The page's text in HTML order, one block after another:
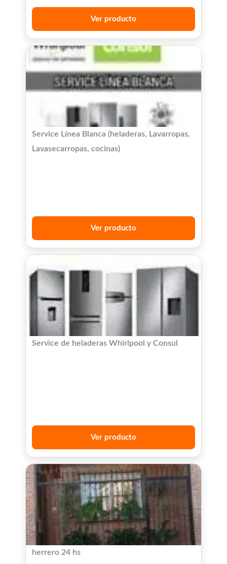
Ver producto
Service Línea Blanca (heladeras, Lavarropas,
Lavasecarropas, cocinas)
Ver producto
Service de heladeras Whirlpool y Consul
Ver producto
herrero 24 hs